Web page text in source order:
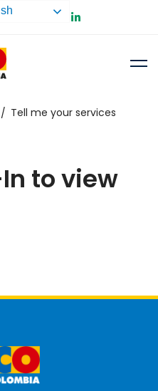
Tell me your services
to view